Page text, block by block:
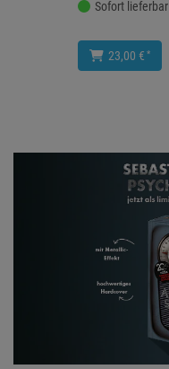
Sofort lieferbar
23,00 € *